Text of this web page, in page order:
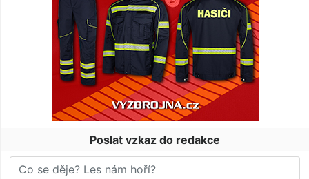
Poslat vzkaz do redakce